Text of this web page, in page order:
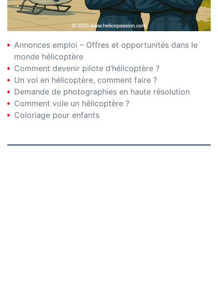
Annonces emploi – Offres et opportunités dans le
monde hélicoptère
Comment devenir pilote d’hélicoptère ?
Un vol en hélicoptère, comment faire ?
Demande de photographies en haute résolution
Comment vole un hélicoptère ?
Coloriage pour enfants